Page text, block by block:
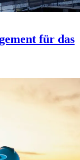
für das